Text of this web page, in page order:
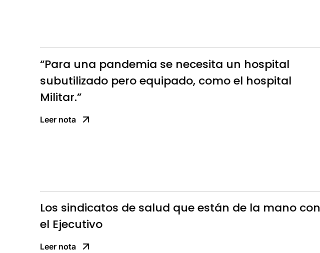
“Para una pandemia se necesita un hospital
subutilizado pero equipado, como el hospital
Militar.”
Leer nota
Los sindicatos de salud que están de la mano con
el Ejecutivo
Leer nota